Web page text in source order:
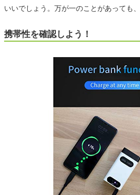
いいでしょう。万が一のことがあっても
携帯性を確認しよう！